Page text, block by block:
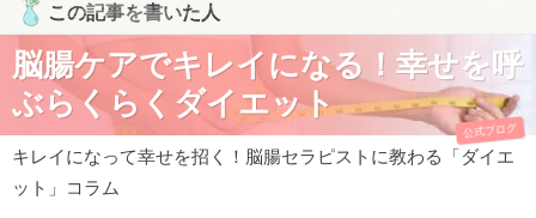
この記事を書いた人
脳腸ケアでキレイになる！幸せを呼
ぶらくらくダイエット
公式ブログ
キレイになって幸せを招く！脳腸セラピストに教わる「ダイエ
ット」コラム